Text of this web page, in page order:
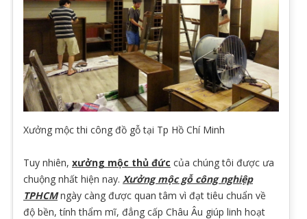
Xưởng mộc thi công đồ gỗ tại Tp Hồ Chí Minh
Tuy nhiên, xưởng mộc thủ đức của chúng tôi được ưa
chuộng nhất hiện nay. Xưởng mộc gỗ công nghiệp
TPHCMngày càng được quan tâm vì đạt tiêu chuẩn về
độ bền, tính thẩm mĩ, đẳng cấp Châu Âu giúp linh hoạt